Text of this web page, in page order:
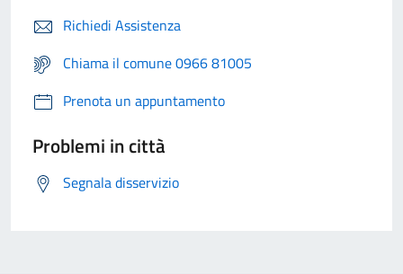
Richiedi Assistenza
Chiama il comune 0966 81005
Prenota un appuntamento
Problemi in città
Segnala disservizio